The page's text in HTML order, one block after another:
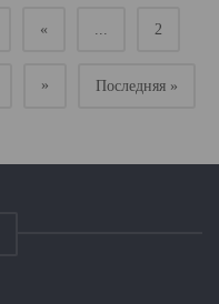
« 2
» Последняя »